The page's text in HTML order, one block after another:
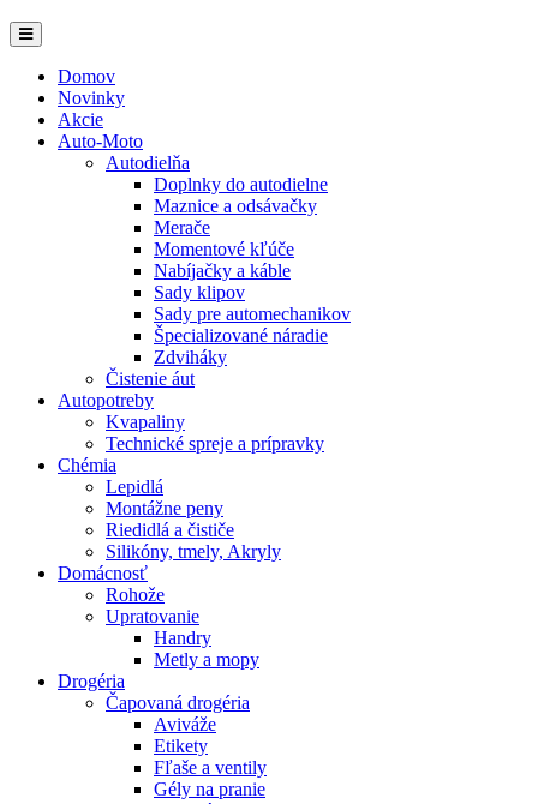
Domov
Novinky
Akcie
Auto-Moto
Autodielňa
Doplnky do autodielne
Maznice a odsávačky
Merače
Momentové kľúče
Nabíjačky a káble
Sady klipov
Sady pre automechanikov
Špecializované náradie
Zdviháky
Čistenie áut
Autopotreby
Kvapaliny
Technické spreje a prípravky
Chémia
Lepidlá
Montážne peny
Riedidlá a čističe
Silikóny, tmely, Akryly
Domácnosť
Rohože
Upratovanie
Handry
Metly a mopy
Drogéria
Čapovaná drogéria
Aviváže
Etikety
Fľaše a ventily
Gély na pranie